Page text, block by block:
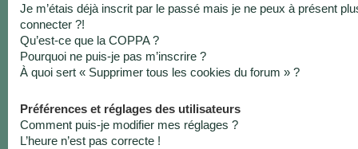
Je m’étais déjà inscrit par le passé mais je ne peux à présent
connecter ?!
Qu’est-ce que la COPPA ?
Pourquoi ne puis-je pas m’inscrire ?
À quoi sert « Supprimer tous les cookies du forum » ?
Préférences et réglages des utilisateurs
Comment puis-je modifier mes réglages ?
L’heure n’est pas correcte !